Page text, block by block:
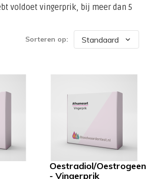
voldoet vingerprik, bij meer dan 5
Sorteren op:
Oestradiol/Oestrogeen
- Vingerprik